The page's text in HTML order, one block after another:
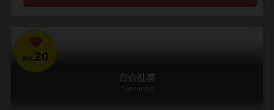
No.20
百合乱慕
Yuriranbo